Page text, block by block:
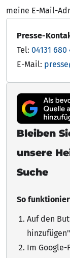
meine E-Mail-
Presse-
Tel: 04131 680
E-Mail:
Bleiben
unsere
Suche
So
Auf den
hinzufügen"
Im Google-